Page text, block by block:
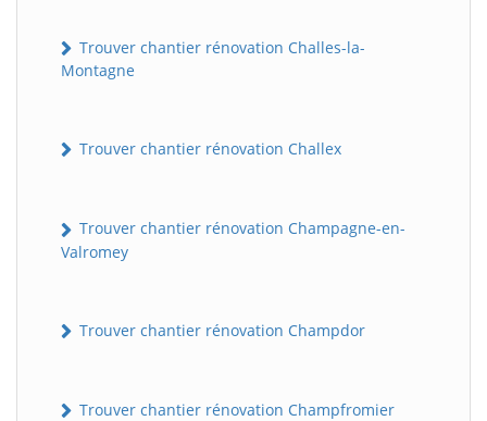
Trouver chantier rénovation Challes-la-
Montagne
Trouver chantier rénovation Challex
Trouver chantier rénovation Champagne-en-
Valromey
Trouver chantier rénovation Champdor
Trouver chantier rénovation Champfromier